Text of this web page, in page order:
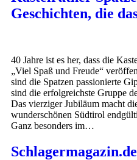
Geschichten, die
40 Jahre ist es her, dass die
„Viel Spaß und Freude“
sind die Spatzen passionierte
sind die erfolgreichste Gruppe
Das vierziger Jubiläum macht
wunderschönen Südtirol
Ganz besonders im…